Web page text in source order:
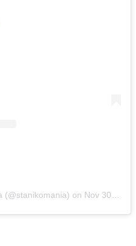
(@stanikomania) on Nov 30, 2019 at 5:05am PST